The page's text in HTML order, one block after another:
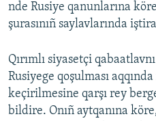
nde Rusiye qanunlarına
şurasınıñ saylavlarında
Qırımlı siyasetçi
Rusiyege qoşulması
keçirilmesine qarşı rey
bildire. Onıñ aytqanına